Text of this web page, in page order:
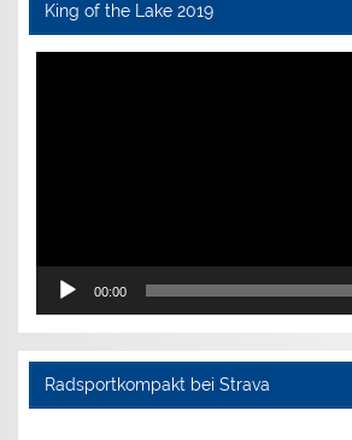
King of the Lake 2019
Video-
00:00
Radsportkompakt bei Strava